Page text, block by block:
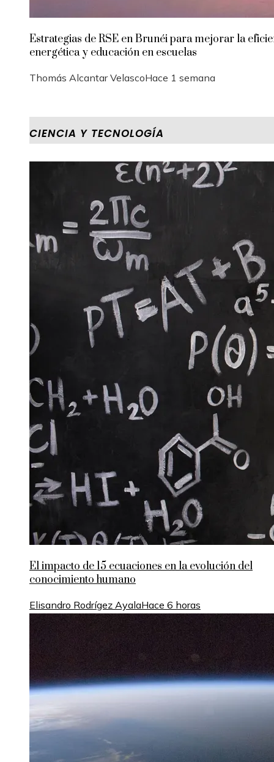
Estrategias de RSE en Brunéi para mejorar la
energética y educación en escuelas
Thomás Alcantar VelascoHace 1 semana
CIENCIA Y TECNOLOGÍA
El impacto de 15 ecuaciones en la evolución del
conocimiento humano
Elisandro Rodrígez AyalaHace 6 horas